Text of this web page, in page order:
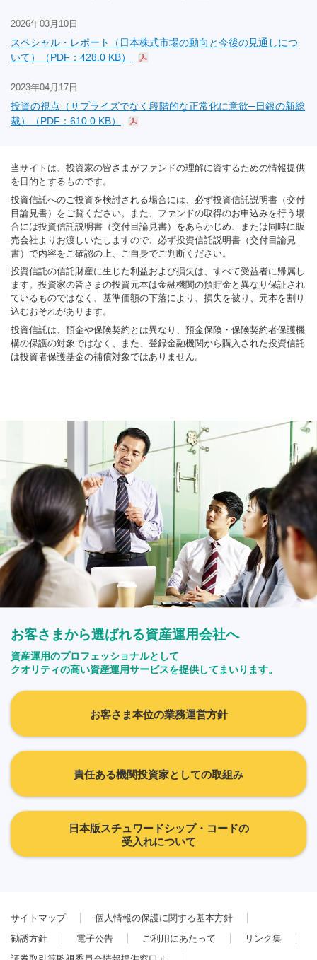
2026年03月10日
スペシャル・レポート（日本株式市場の動向と今後の見通しにつ
いて）（PDF：428.0 KB）
2023年04月17日
投資の視点（サプライズでなく段階的な正常化に意欲─日銀の新総
裁）（PDF：610.0 KB）
当サイトは、投資家の皆さまがファンドの理解に資するための情報提供
を目的とするものです。
投資信託へのご投資を検討される場合には、必ず投資信託説明書（交付
目論見書）をご覧ください。また、ファンドの取得のお申込みを行う場
合には投資信託説明書（交付目論見書）をあらかじめ、または同時に販
売会社よりお渡しいたしますので、必ず投資信託説明書（交付目論見
書）で内容をご確認の上、ご自身でご判断ください。
投資信託の信託財産に生じた利益および損失は、すべて受益者に帰属し
ます。投資家の皆さまの投資元本は金融機関の預貯金と異なり保証され
ているものではなく、基準価額の下落により、損失を被り、元本を割り
込むおそれがあります。
投資信託は、預金や保険契約とは異なり、預金保険・保険契約者保護機
構の保護の対象ではなく、また、登録金融機関から購入された投資信託
は投資者保護基金の補償対象ではありません。
お客さまから選ばれる資産運用会社へ
資産運用のプロフェッショナルとして
クオリティの高い資産運用サービスを提供してまいります。
お客さま本位の業務運営方針
責任ある機関投資家としての取組み
日本版スチュワードシップ・コードの
受入れについて
サイトマップ
個人情報の保護に関する基本方針
勧誘方針
電子公告 ご利用にあたって
リンク集